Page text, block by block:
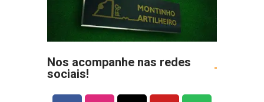
Nos acompanhe nas redes
sociais!